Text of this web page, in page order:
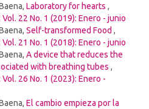
Laboratory for hearts ,
22 No. 1 (2019): Enero - junio
Self-transformed Food ,
21 No. 1 (2018): Enero - junio
A device that reduces the
with breathing tubes ,
26 No. 1 (2023): Enero -
El cambio empieza por la